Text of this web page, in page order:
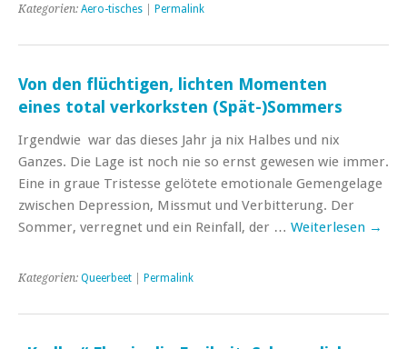
Kategorien: Aero-tisches Permalink
Von den flüchtigen, lichten Momenten
eines total verkorksten (Spät-)Sommers
Irgendwie war das dieses Jahr ja nix Halbes und nix
Ganzes. Die Lage ist noch nie so ernst gewesen wie immer.
Eine in graue Tristesse gelötete emotionale Gemengelage
zwischen Depression, Missmut und Verbitterung. Der
Sommer, verregnet und ein Reinfall, der … Weiterlesen →
Kategorien: Queerbeet Permalink